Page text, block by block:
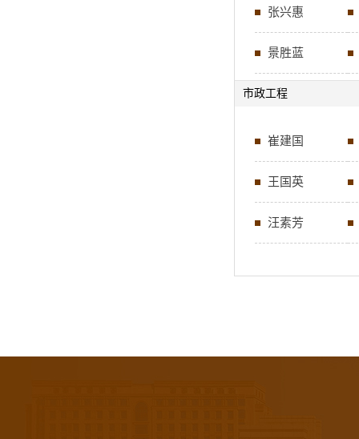
张兴惠
景胜蓝
市政工程
崔建国
王国英
汪素芳